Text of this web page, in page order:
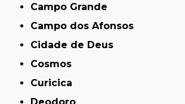
Campo Grande
Campo dos Afonsos
Cidade de Deus
Cosmos
Curicica
Deodoro